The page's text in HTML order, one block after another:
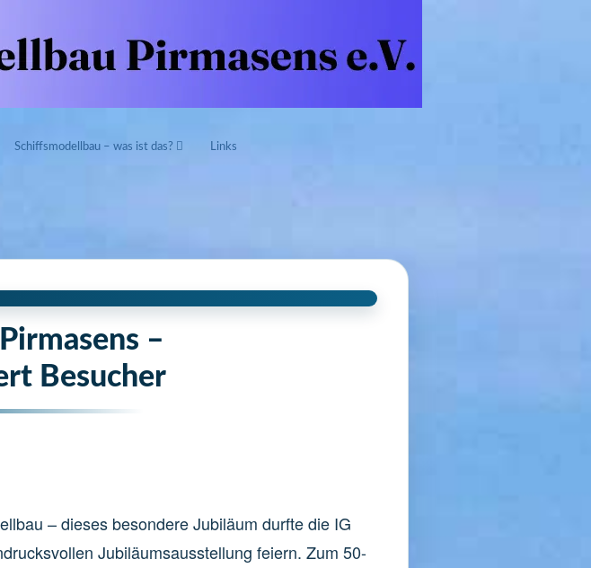
Schiffsmodellbau – was ist das? Links
–
Besucher
– dieses besondere Jubiläum durfte die IG
Jubiläumsausstellung feiern. Zum 50-